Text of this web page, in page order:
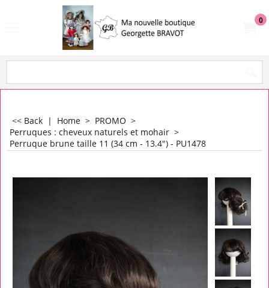
0
<< Back | Home > PROMO >
Perruques : cheveux naturels et mohair >
Perruque brune taille 11 (34 cm - 13.4") - PU1478